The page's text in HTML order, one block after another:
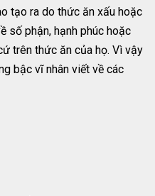
tạo ra do thức ăn xấu hoặc
số phận, hạnh phúc hoặc
trên thức ăn của họ. Vì vậy
bậc vĩ nhân viết về các